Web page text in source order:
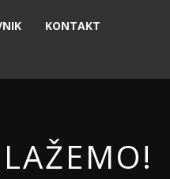
KONTAKT